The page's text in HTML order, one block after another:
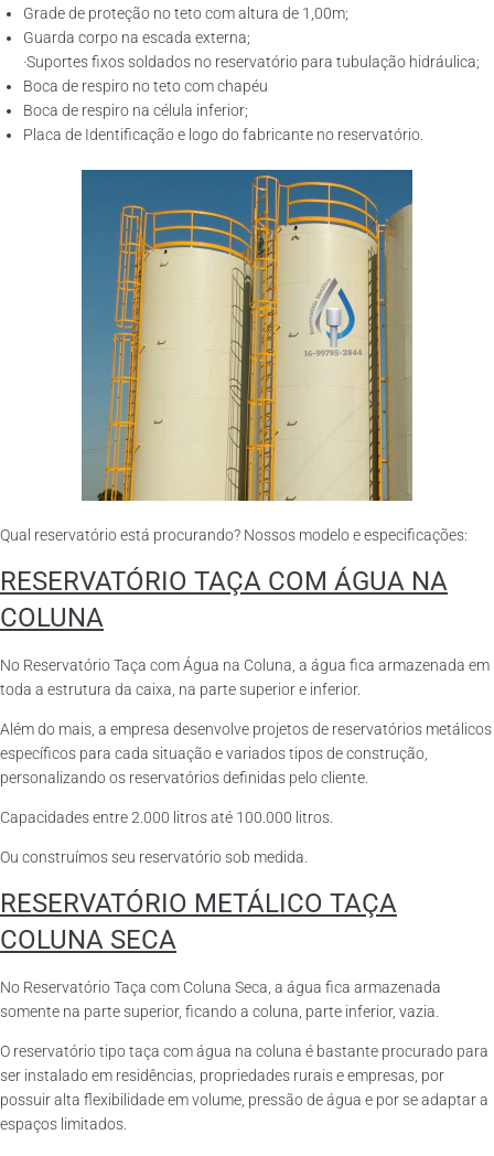
Grade de proteção no teto com altura de 1,00m;
Guarda corpo na escada externa;
·Suportes fixos soldados no reservatório para tubulação hidráulica;
Boca de respiro no teto com chapéu
Boca de respiro na célula inferior;
Placa de Identificação e logo do fabricante no reservatório.
Qual reservatório está procurando? Nossos modelo e especificações:
RESERVATÓRIO TAÇA COM ÁGUA NA
COLUNA
No Reservatório Taça com Água na Coluna, a água fica armazenada em
toda a estrutura da caixa, na parte superior e inferior.
Além do mais, a empresa desenvolve projetos de reservatórios metálicos
específicos para cada situação e variados tipos de construção,
personalizando os reservatórios definidas pelo cliente.
Capacidades entre 2.000 litros até 100.000 litros.
Ou construímos seu reservatório sob medida.
RESERVATÓRIO METÁLICO TAÇA
COLUNA SECA
No Reservatório Taça com Coluna Seca, a água fica armazenada
somente na parte superior, ficando a coluna, parte inferior, vazia.
O reservatório tipo taça com água na coluna é bastante procurado para
ser instalado em residências, propriedades rurais e empresas, por
possuir alta flexibilidade em volume, pressão de água e por se adaptar a
espaços limitados.